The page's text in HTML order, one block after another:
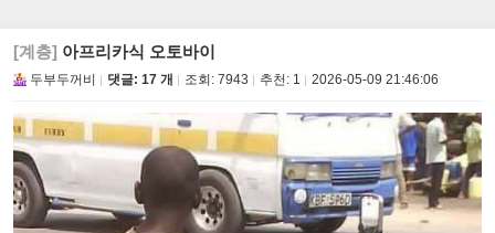
[계층] 아프리카식 오토바이
두부두꺼비 댓글: 17 개 조회: 7943 추천: 1 2026-05-09 21:46:06